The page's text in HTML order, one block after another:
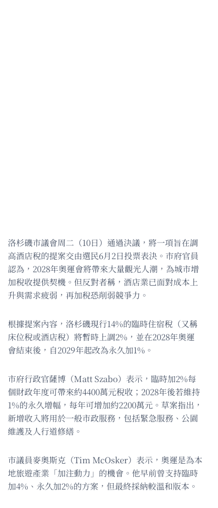
洛杉磯市議會周二（10日）通過決議，將一項旨在調
高酒店稅的提案交由選民6月2日投票表決。市府官員
認為，2028年奧運會將帶來大量觀光人潮，為城市增
加稅收提供契機。但反對者稱，酒店業已面對成本上
升與需求疲弱，再加稅恐削弱競爭力。
根據提案內容，洛杉磯現行14%的臨時住宿稅（又稱
床位稅或酒店稅）將暫時上調2%，並在2028年奧運
會結束後，自2029年起改為永久加1%。
市府行政官薩博（Matt Szabo）表示，臨時加2%每
個財政年度可帶來約4400萬元稅收；2028年後若維持
1%的永久增幅，每年可增加約2200萬元。草案指出，
新增收入將用於一般市政服務，包括緊急服務、公園
維護及人行道修繕。
市議員麥奧斯克（Tim McOsker）表示，奧運是為本
地旅遊產業「加注動力」的機會。他早前曾支持臨時
加4%、永久加2%的方案，但最終採納較溫和版本。